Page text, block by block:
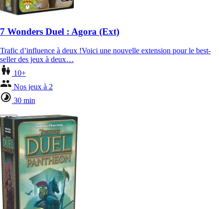
7 Wonders Duel : Agora (Ext)
Trafic d’influence à deux !Voici une nouvelle extension pour le best-
seller des jeux à deux…
10+
Nos jeux à 2
30 min